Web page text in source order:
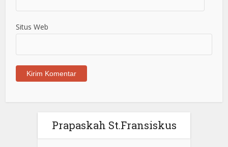
Situs Web
Prapaskah St.Fransiskus